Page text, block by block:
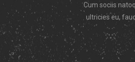
Cum sociis
ultricies eu,